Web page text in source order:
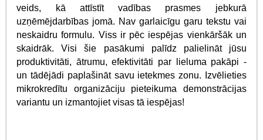
veids, kā attīstīt vadības prasmes jebkurā
uzņēmējdarbības jomā. Nav garlaicīgu garu tekstu vai
neskaidru formulu. Viss ir pēc iespējas vienkāršāk un
skaidrāk. Visi šie pasākumi palīdz palielināt jūsu
produktivitāti, ātrumu, efektivitāti par lieluma pakāpi -
un tādējādi paplašināt savu ietekmes zonu. Izvēlieties
mikrokredītu organizāciju pieteikuma demonstrācijas
variantu un izmantojiet visas tā iespējas!